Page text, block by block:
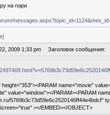
на пари
2009 1:33 pm Заголовок сообщения:
name="movie"
value="window"></PARAM><PARAM
5769b3c73d59e6c2520146ff44e4bdcf"
></EMBED></OBJECT>